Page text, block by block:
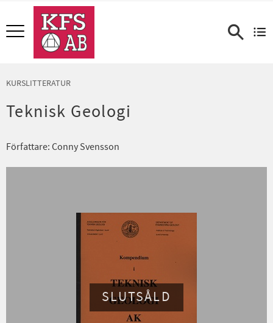
Meny
KURSLITTERATUR
Teknisk Geologi
Författare: Conny Svensson
SLUTSÅLD